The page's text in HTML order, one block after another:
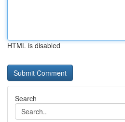
HTML is disabled
Search